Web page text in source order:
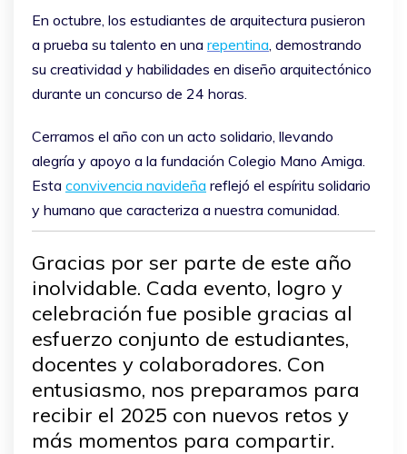
En octubre, los estudiantes de arquitectura pusieron
a prueba su talento en una repentina, demostrando
su creatividad y habilidades en diseño arquitectónico
durante un concurso de 24 horas.
Cerramos el año con un acto solidario, llevando
alegría y apoyo a la fundación Colegio Mano Amiga.
Esta convivencia navideña reflejó el espíritu solidario
y humano que caracteriza a nuestra comunidad.
Gracias por ser parte de este año
inolvidable. Cada evento, logro y
celebración fue posible gracias al
esfuerzo conjunto de estudiantes,
docentes y colaboradores. Con
entusiasmo, nos preparamos para
recibir el 2025 con nuevos retos y
más momentos para compartir.